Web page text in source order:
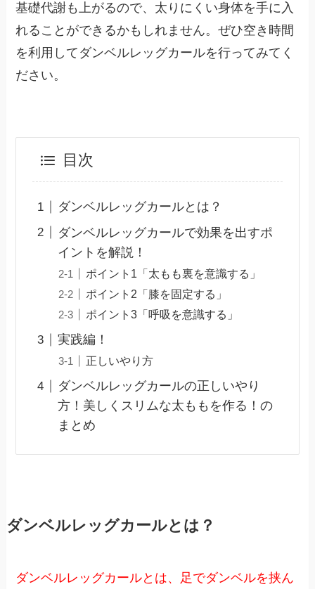
基礎代謝も上がるので、太りにくい身体を手に入
れることができるかもしれません。ぜひ空き時間
を利用してダンベルレッグカールを行ってみてく
ださい。
目次
ダンベルレッグカールとは？
ダンベルレッグカールで効果を出すポ
イントを解説！
ポイント1「太もも裏を意識する」
ポイント2「膝を固定する」
ポイント3「呼吸を意識する」
実践編！
正しいやり方
ダンベルレッグカールの正しいやり
方！美しくスリムな太ももを作る！の
まとめ
ダンベルレッグカールとは？
ダンベルレッグカールとは、足でダンベルを挟ん